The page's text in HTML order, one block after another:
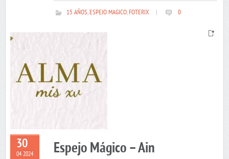
15 AÑOS,ESPEJO MAGICO,FOTERIX 0
30
04 2024 Espejo Mágico – Ain